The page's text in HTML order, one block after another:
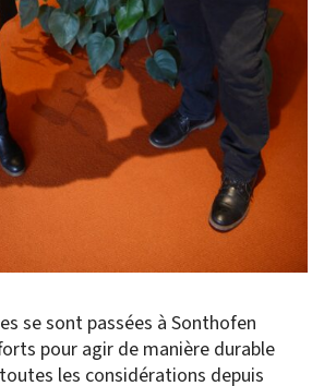
se sont passées à Sonthofen
pour agir de manière durable
les considérations depuis